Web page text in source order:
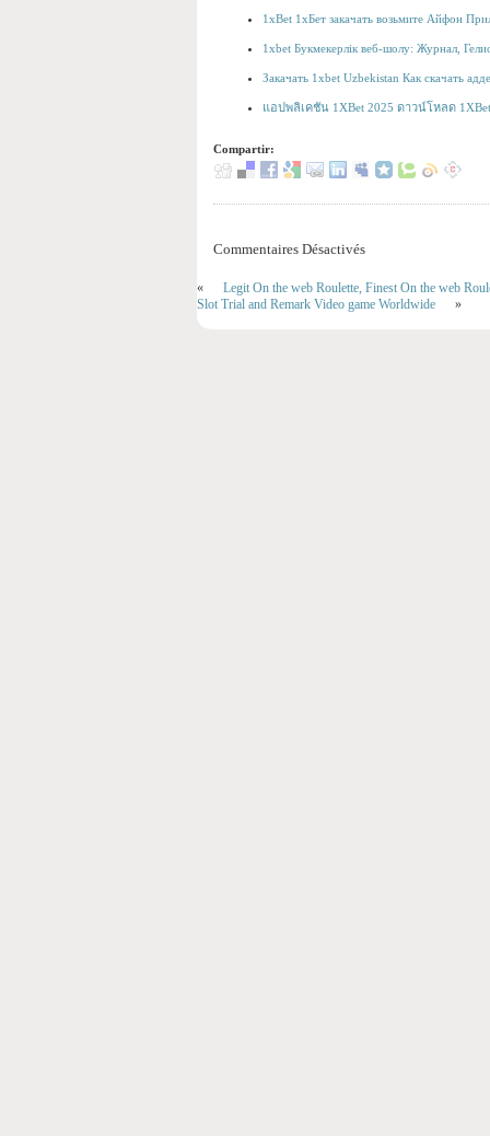
1xBet 1хБет закачать возьмите Айфон
1xbet Букмекерлік веб-шолу: Журнал,
Закачать 1xbet Uzbekistan Как скачать
แอปพลิเคชัน 1XBet 2025 ดาวน์โหลด
Compartir:
Commentaires Désactivés
«
Legit On the web Roulette, Finest On the web
Slot Trial and Remark Video game Worldwide
»